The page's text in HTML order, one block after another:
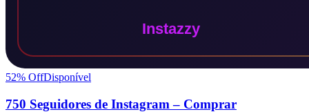
52% OffDisponível
750 Seguidores de Instagram – Comprar